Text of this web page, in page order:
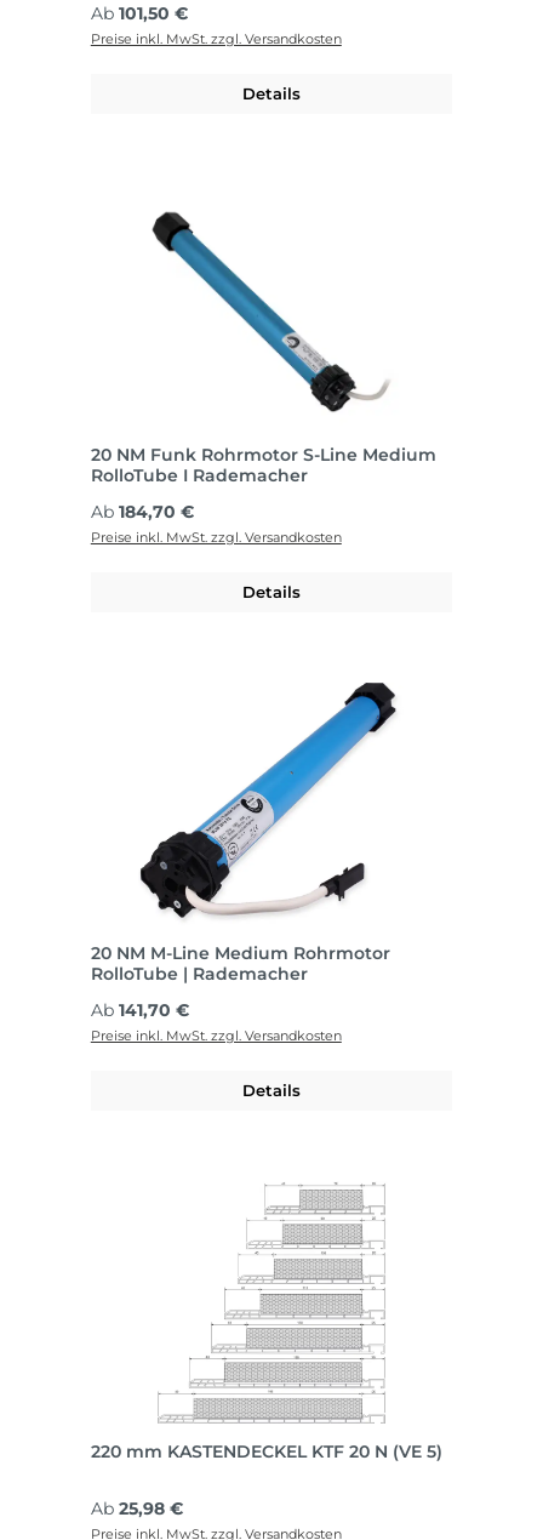
Regulärer Preis:
Ab 101,50 €
Preise inkl. MwSt. zzgl. Versandkosten
Details
20 NM Funk Rohrmotor S-Line Medium
RolloTube I Rademacher
Regulärer Preis:
Ab 184,70 €
Preise inkl. MwSt. zzgl. Versandkosten
Details
20 NM M-Line Medium Rohrmotor
RolloTube | Rademacher
Regulärer Preis:
Ab 141,70 €
Preise inkl. MwSt. zzgl. Versandkosten
Details
220 mm KASTENDECKEL KTF 20 N (VE 5)
Regulärer Preis:
Ab 25,98 €
Preise inkl. MwSt. zzgl. Versandkosten